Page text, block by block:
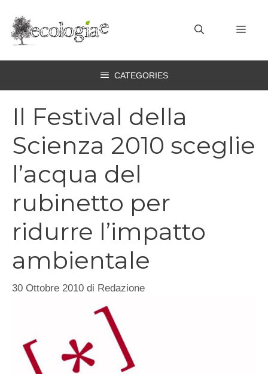
contenuto
CATEGORIES
Il Festival della
Scienza 2010 sceglie
l’acqua del
rubinetto per
ridurre l’impatto
ambientale
30 Ottobre 2010 di Redazione